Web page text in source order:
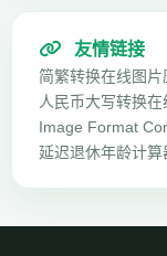
友情链接
简繁转换在线图片
人民币大写转换在
Image Format
延迟退休年龄计算